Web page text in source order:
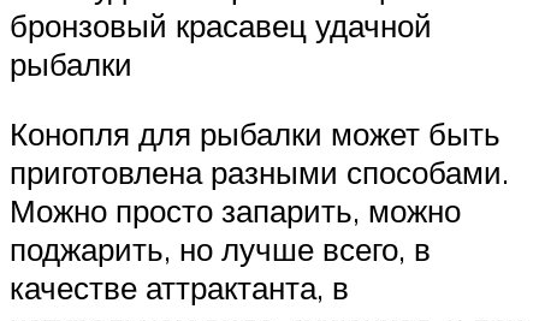
бронзовый красавец удачной
рыбалки
Конопля для рыбалки может быть
приготовлена разными способами.
Можно просто запарить, можно
поджарить, но лучше всего, в
качестве аттрактанта, в